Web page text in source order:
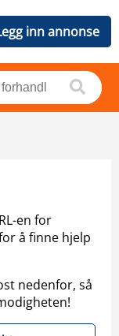
inn annonse
en for
å finne hjelp
nedenfor, så